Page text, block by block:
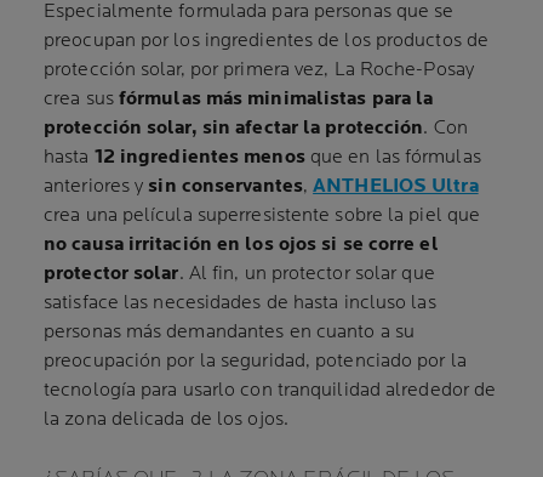
Especialmente formulada para personas que se
preocupan por los ingredientes de los productos de
protección solar, por primera vez, La Roche-Posay
crea sus fórmulas más minimalistas para la
protección solar, sin afectar la protección. Con
hasta 12 ingredientes menosque en las fórmulas
anteriores y sin conservantes,ANTHELIOS Ultra
crea una película superresistente sobre la piel que
no causa irritación en los ojos si se corre el
protector solar. Al fin, un protector solar que
satisface las necesidades de hasta incluso las
personas más demandantes en cuanto a su
preocupación por la seguridad, potenciado por la
tecnología para usarlo con tranquilidad alrededor de
la zona delicada de los ojos.